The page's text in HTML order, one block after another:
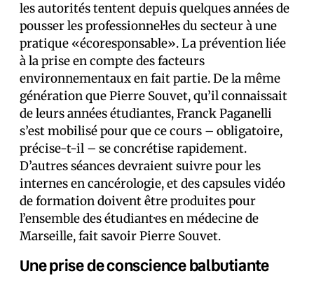
les autorités tentent depuis quelques années de
pousser les professionnel·les du secteur à une
pratique «écoresponsable». La prévention liée
à la prise en compte des facteurs
environnementaux en fait partie. De la même
génération que Pierre Souvet, qu’il connaissait
de leurs années étudiantes, Franck Paganelli
s’est mobilisé pour que ce cours – obligatoire,
précise-t-il – se concrétise rapidement.
D’autres séances devraient suivre pour les
internes en cancérologie, et des capsules vidéo
de formation doivent être produites pour
l’ensemble des étudiant·es en médecine de
Marseille, fait savoir Pierre Souvet.
Une prise de conscience balbutiante